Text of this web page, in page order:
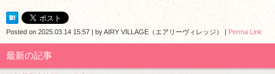
Posted on 2025.03.14 15:57 byAIRY VILLAGE（エアリーヴィレッジ） Perma Link
最新の記事